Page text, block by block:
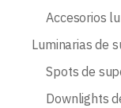
Accesorios
Luminarias de
Spots de
Downlights